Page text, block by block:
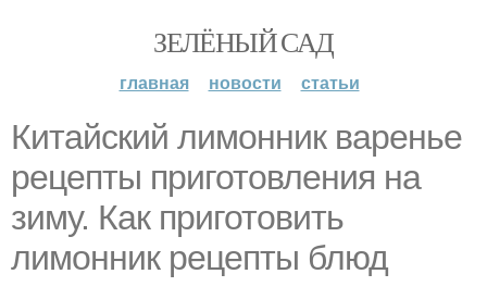
ЗЕЛЁНЫЙ САД
главная новости статьи
Китайский лимонник варенье
рецепты приготовления на
зиму. Как приготовить
лимонник рецепты блюд